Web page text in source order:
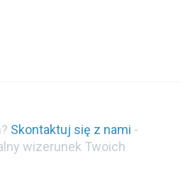
Skontaktuj się z nami -
wizerunek Twoich